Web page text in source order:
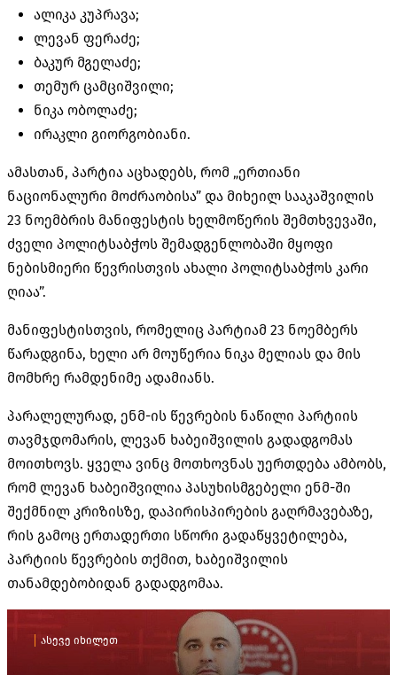
ალიკა კუპრავა;
ლევან ფერაძე;
ბაკურ მგელაძე;
თემურ ცამციშვილი;
ნიკა ობოლაძე;
ირაკლი გიორგობიანი.
ამასთან, პარტია აცხადებს, რომ „ერთიანი
ნაციონალური მოძრაობისა” და მიხეილ სააკაშვილის
23 ნოემბრის მანიფესტის ხელმოწერის შემთხვევაში,
ძველი პოლიტსაბჭოს შემადგენლობაში მყოფი
ნებისმიერი წევრისთვის ახალი პოლიტსაბჭოს კარი
ღიაა”.
მანიფესტისთვის, რომელიც პარტიამ 23 ნოემბერს
წარადგინა, ხელი არ მოუწერია ნიკა მელიას და მის
მომხრე რამდენიმე ადამიანს.
პარალელურად, ენმ-ის წევრების ნაწილი პარტიის
თავმჯდომარის, ლევან ხაბეიშვილის გადადგომას
მოითხოვს. ყველა ვინც მოთხოვნას უერთდება ამბობს,
რომ ლევან ხაბეიშვილია პასუხისმგებელი ენმ-ში
შექმნილ კრიზისზე, დაპირისპირების გაღრმავებაზე,
რის გამოც ერთადერთი სწორი გადაწყვეტილება,
პარტიის წევრების თქმით, ხაბეიშვილის
თანამდებობიდან გადადგომაა.
ასევე იხილეთ